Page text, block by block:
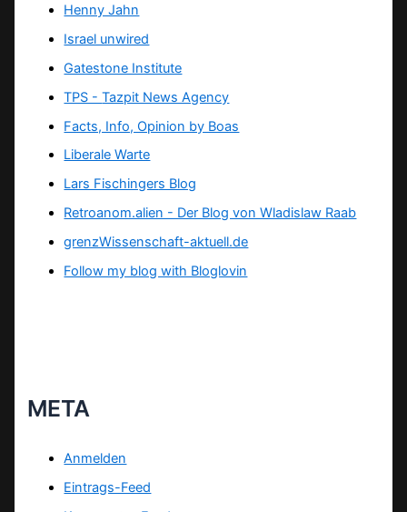
Henny Jahn
Israel unwired
Gatestone Institute
TPS -Tazpit News Agency
Facts, Info, Opinion by Boas
Liberale Warte
Lars Fischingers Blog
Retroanom.alien - Der Blog von Wladislaw Raab
grenzWissenschaft-aktuell.de
Follow my blog with Bloglovin
META
Anmelden
Eintrags-Feed